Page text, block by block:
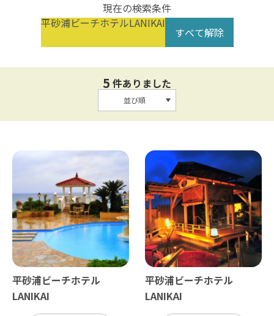
現在の検索条件
平砂浦ビーチホテルLANIKAI
すべて解除
5 件ありました
並び順
平砂浦ビーチホテル
LANIKAI
平砂浦ビーチホテル
LANIKAI